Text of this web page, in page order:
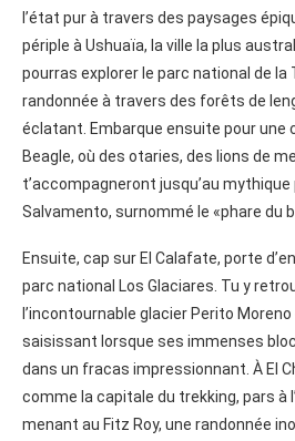
l’état pur à travers des paysages
périple à Ushuaïa, la ville la plus
pourras explorer le parc national de la
randonnée à travers des forêts de
éclatant. Embarque ensuite pour une
Beagle, où des otaries, des lions de
t’accompagneront jusqu’au mythique
Salvamento, surnommé le «phare du
Ensuite, cap sur El Calafate, porte
parc national Los Glaciares. Tu y
l’incontournable glacier Perito
saisissant lorsque ses immenses
dans un fracas impressionnant. À El
comme la capitale du trekking, pars à
menant au Fitz Roy, une randonnée